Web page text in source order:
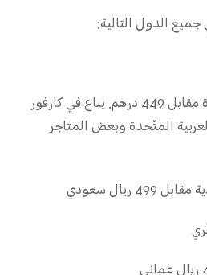
الدول التالية:
• الإمارات العربية المتحدة مقابل 449 درهم. يباع في كارفور
المتّحدة وبعض المتاجر
ريال سعودي